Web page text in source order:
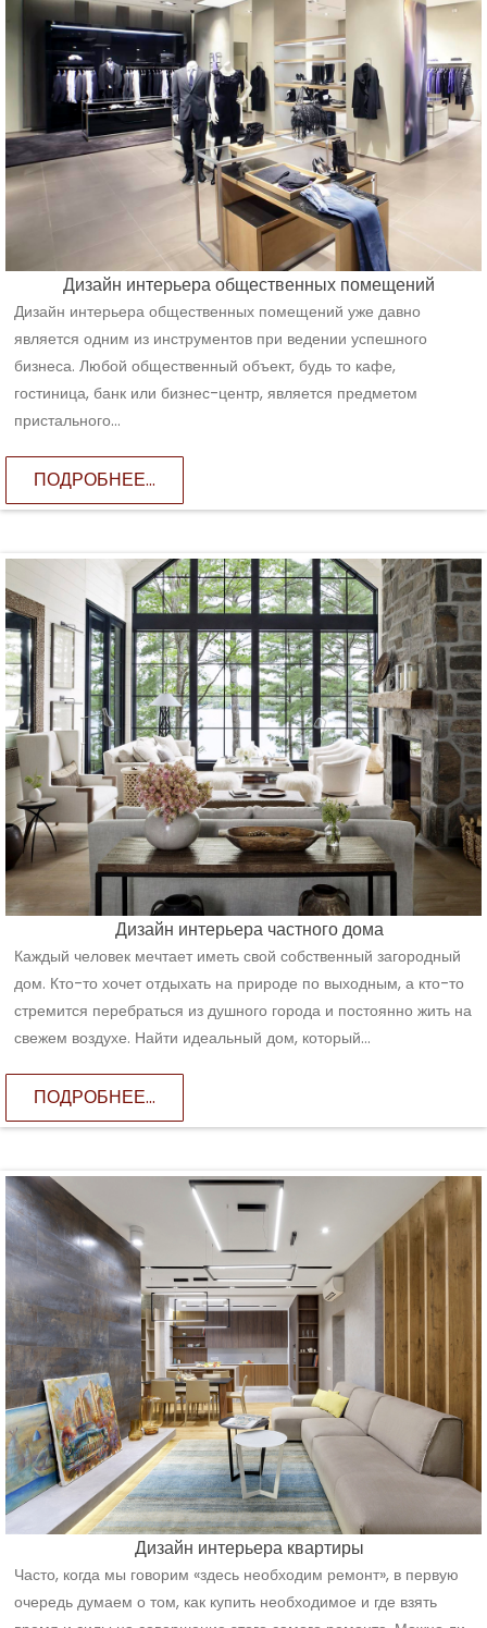
Дизайн интерьера общественных помещений
Дизайн интерьера общественных помещений уже давно
является одним из инструментов при ведении успешного
бизнеса. Любой общественный объект, будь то кафе,
гостиница, банк или бизнес-центр, является предметом
пристального...
ПОДРОБНЕЕ...
Дизайн интерьера частного дома
Каждый человек мечтает иметь свой собственный загородный
дом. Кто-то хочет отдыхать на природе по выходным, а кто-то
стремится перебраться из душного города и постоянно жить на
свежем воздухе. Найти идеальный дом, который...
ПОДРОБНЕЕ...
Дизайн интерьера квартиры
Часто, когда мы говорим «здесь необходим ремонт», в первую
очередь думаем о том, как купить необходимое и где взять